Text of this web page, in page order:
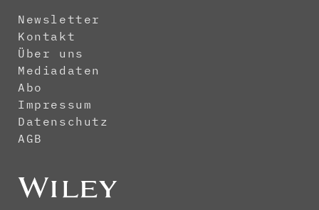
Newsletter
Kontakt
Über uns
Mediadaten
Abo
Impressum
Datenschutz
AGB